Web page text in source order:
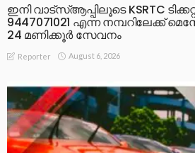
ഇനി വാട്‌സ്ആപ്പിലൂടെ KSRTC
9447071021 എന്ന നമ്പറിലേക്ക്
24 മണിക്കൂർ സേവനം
Reporter August 6, 2026